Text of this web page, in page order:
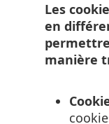
Les
en
manière